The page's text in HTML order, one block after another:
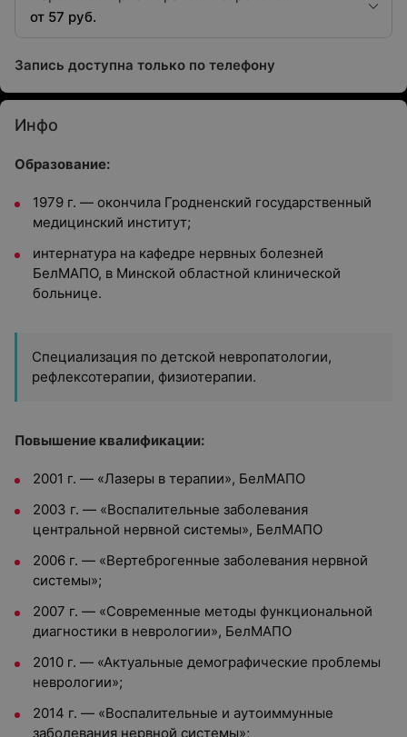
от 57 руб.
Запись доступна только по телефону
Инфо
Образование:
1979 г. — окончила Гродненский государственный
медицинский институт;
интернатура на кафедре нервных болезней
БелМАПО, в Минской областной клинической
больнице.
Специализация по детской невропатологии,
рефлексотерапии, физиотерапии.
Повышение квалификации:
2001 г. — «Лазеры в терапии», БелМАПО
2003 г. — «Воспалительные заболевания
центральной нервной системы», БелМАПО
2006 г. — «Вертеброгенные заболевания нервной
системы»;
2007 г. — «Современные методы функциональной
диагностики в неврологии», БелМАПО
2010 г. — «Актуальные демографические проблемы
неврологии»;
2014 г. — «Воспалительные и аутоиммунные
заболевания нервной системы»;